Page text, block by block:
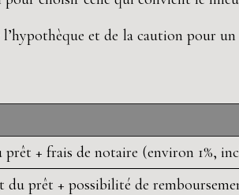
et de la caution pour
prêt + frais de notaire (environ 1%,
du prêt + possibilité de